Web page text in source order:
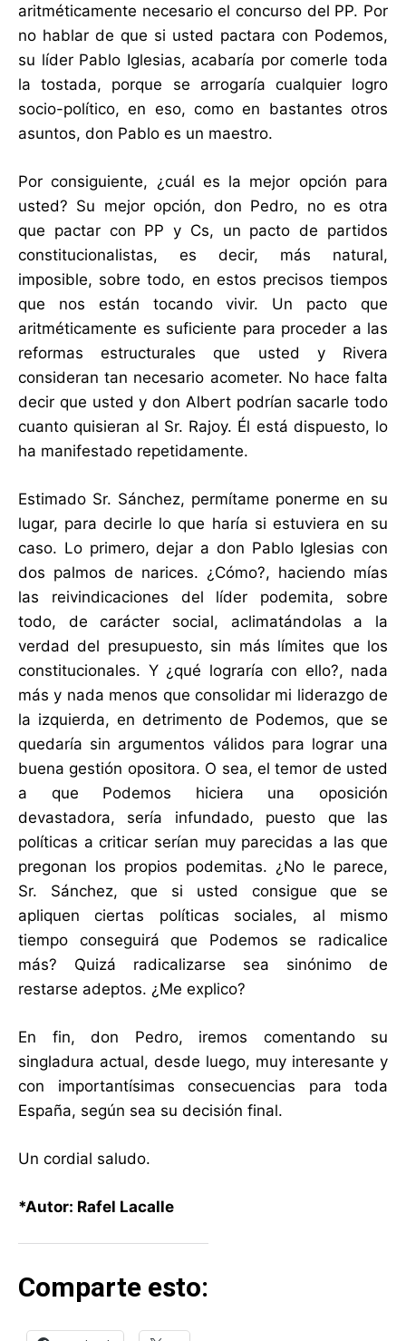
aritméticamente necesario el concurso del PP. Por
no hablar de que si usted pactara con Podemos,
su líder Pablo Iglesias, acabaría por comerle toda
la tostada, porque se arrogaría cualquier logro
socio-político, en eso, como en bastantes otros
asuntos, don Pablo es un maestro.
Por consiguiente, ¿cuál es la mejor opción para
usted? Su mejor opción, don Pedro, no es otra
que pactar con PP y Cs, un pacto de partidos
constitucionalistas, es decir, más natural,
imposible, sobre todo, en estos precisos tiempos
que nos están tocando vivir. Un pacto que
aritméticamente es suficiente para proceder a las
reformas estructurales que usted y Rivera
consideran tan necesario acometer. No hace falta
decir que usted y don Albert podrían sacarle todo
cuanto quisieran al Sr. Rajoy. Él está dispuesto, lo
ha manifestado repetidamente.
Estimado Sr. Sánchez, permítame ponerme en su
lugar, para decirle lo que haría si estuviera en su
caso. Lo primero, dejar a don Pablo Iglesias con
dos palmos de narices. ¿Cómo?, haciendo mías
las reivindicaciones del líder podemita, sobre
todo, de carácter social, aclimatándolas a la
verdad del presupuesto, sin más límites que los
constitucionales. Y ¿qué lograría con ello?, nada
más y nada menos que consolidar mi liderazgo de
la izquierda, en detrimento de Podemos, que se
quedaría sin argumentos válidos para lograr una
buena gestión opositora. O sea, el temor de usted
a que Podemos hiciera una oposición
devastadora, sería infundado, puesto que las
políticas a criticar serían muy parecidas a las que
pregonan los propios podemitas. ¿No le parece,
Sr. Sánchez, que si usted consigue que se
apliquen ciertas políticas sociales, al mismo
tiempo conseguirá que Podemos se radicalice
más? Quizá radicalizarse sea sinónimo de
restarse adeptos. ¿Me explico?
En fin, don Pedro, iremos comentando su
singladura actual, desde luego, muy interesante y
con importantísimas consecuencias para toda
España, según sea su decisión final.
Un cordial saludo.
*Autor: Rafel Lacalle
Comparte esto: